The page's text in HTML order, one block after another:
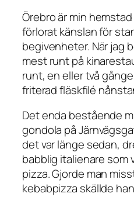
Örebro är min
förlorat känslan för
begivenheter. När jag
mest runt på
runt, en eller två
friterad fläskfilé
Det enda bestående
gondola på
det var länge sedan,
babblig italienare som
pizza. Gjorde man
kebabpizza skällde